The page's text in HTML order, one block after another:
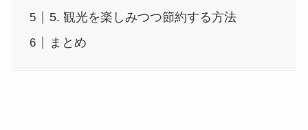
5. 観光を楽しみつつ節約する方法
まとめ